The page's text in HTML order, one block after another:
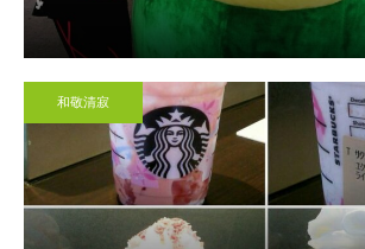
和敬清寂